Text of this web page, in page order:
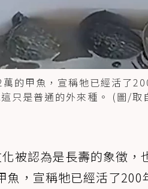
的甲魚，宣稱牠已經活了
只是普通的外來種。 (圖/取
被認為是長壽的象徵，
魚，宣稱牠已經活了